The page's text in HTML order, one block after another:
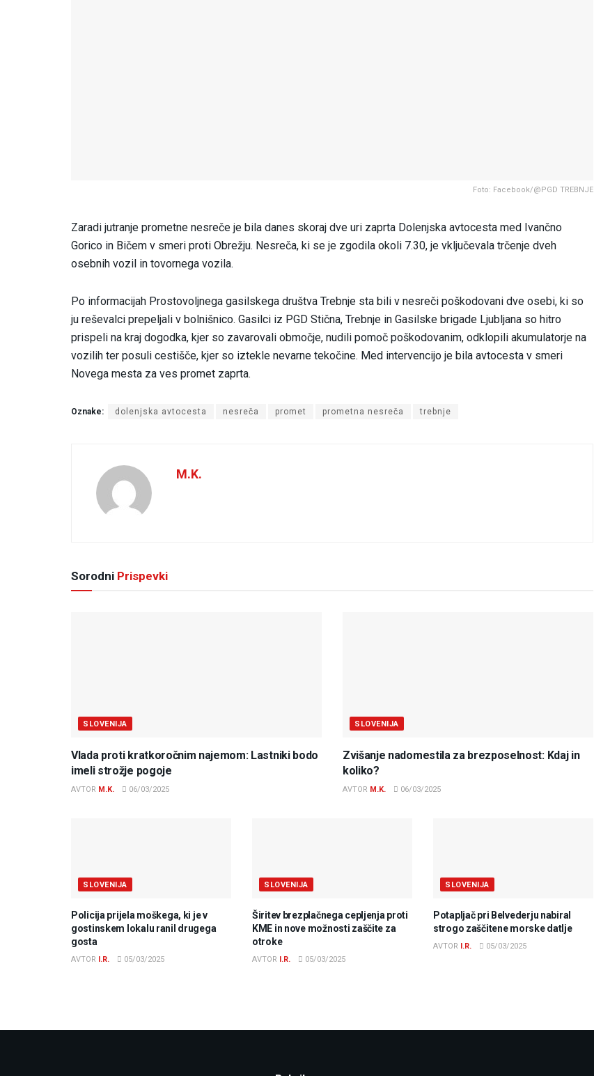
Foto: Facebook/@PGD TREBNJE
Zaradi jutranje prometne nesreče je bila danes skoraj dve uri zaprta Dolenjska avtocesta med Ivančno
Gorico in Bičem v smeri proti Obrežju. Nesreča, ki se je zgodila okoli 7.30, je vključevala trčenje dveh
osebnih vozil in tovornega vozila.
Po informacijah Prostovoljnega gasilskega društva Trebnje sta bili v nesreči poškodovani dve osebi, ki so
ju reševalci prepeljali v bolnišnico. Gasilci iz PGD Stična, Trebnje in Gasilske brigade Ljubljana so hitro
prispeli na kraj dogodka, kjer so zavarovali območje, nudili pomoč poškodovanim, odklopili akumulatorje na
vozilih ter posuli cestišče, kjer so iztekle nevarne tekočine. Med intervencijo je bila avtocesta v smeri
Novega mesta za ves promet zaprta.
Oznake: dolenjska avtocesta nesreča promet prometna nesreča trebnje
M.K.
Sorodni Prispevki
SLOVENIJA
Vlada proti kratkoročnim najemom: Lastniki bodo
imeli strožje pogoje
AVTOR M.K. 06/03/2025
SLOVENIJA
Zvišanje nadomestila za brezposelnost: Kdaj in
koliko?
AVTOR M.K. 06/03/2025
SLOVENIJA
Policija prijela moškega, ki je v
gostinskem lokalu ranil drugega
gosta
AVTOR I.R. 05/03/2025
SLOVENIJA
Širitev brezplačnega cepljenja proti
KME in nove možnosti zaščite za
otroke
AVTOR I.R. 05/03/2025
SLOVENIJA
Potapljač pri Belvederju nabiral
strogo zaščitene morske datlje
AVTOR I.R. 05/03/2025